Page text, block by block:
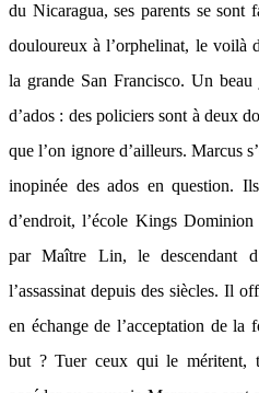
du Nicaragua, ses parents se sont
douloureux à l’orphelinat, le voilà
la grande San Francisco. Un
d’ados : des policiers sont à deux
que l’on ignore d’ailleurs. Marcus
inopinée des ados en question.
d’endroit, l’école Kings
par Maître Lin, le descendant
l’assassinat depuis des siècles. Il
en échange de l’acceptation de la
but ? Tuer ceux qui le méritent,